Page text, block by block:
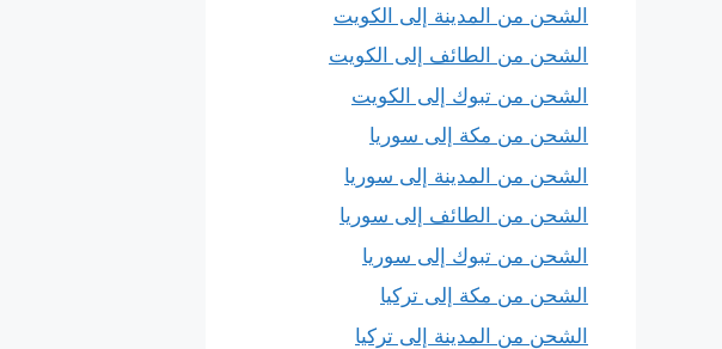
الشحن من المدينة إلى الكويت
الشحن من الطائف إلى الكويت
الشحن من تبوك إلى الكويت
الشحن من مكة إلى سوريا
الشحن من المدينة إلى سوريا
الشحن من الطائف إلى سوريا
الشحن من تبوك إلى سوريا
الشحن من مكة إلى تركيا
الشحن من المدينة إلى تركيا